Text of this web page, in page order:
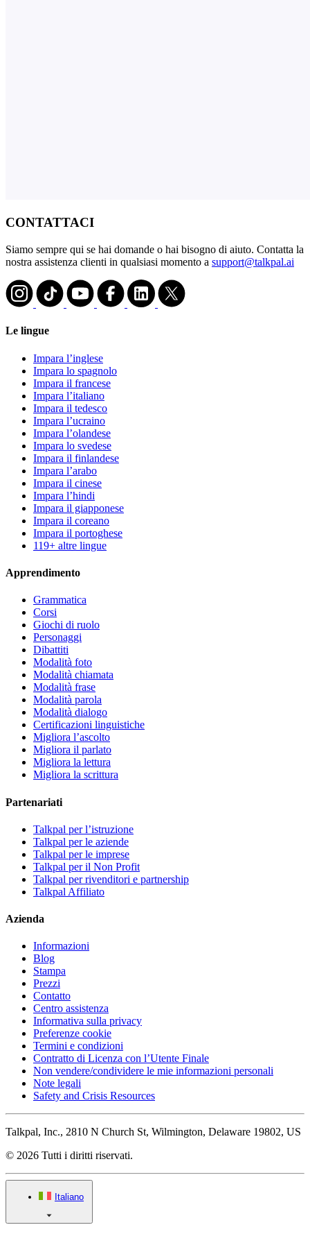
CONTATTACI
Siamo sempre qui se hai domande o hai bisogno di aiuto. Contatta la
nostra assistenza clienti in qualsiasi momento a support@talkpal.ai
Le lingue
Impara l’inglese
Impara lo spagnolo
Impara il francese
Impara l’italiano
Impara il tedesco
Impara l’ucraino
Impara l’olandese
Impara lo svedese
Impara il finlandese
Impara l’arabo
Impara il cinese
Impara l’hindi
Impara il giapponese
Impara il coreano
Impara il portoghese
119+ altre lingue
Apprendimento
Grammatica
Corsi
Giochi di ruolo
Personaggi
Dibattiti
Modalità foto
Modalità chiamata
Modalità frase
Modalità parola
Modalità dialogo
Certificazioni linguistiche
Migliora l’ascolto
Migliora il parlato
Migliora la lettura
Migliora la scrittura
Partenariati
Talkpal per l’istruzione
Talkpal per le aziende
Talkpal per le imprese
Talkpal per il Non Profit
Talkpal per rivenditori e partnership
Talkpal Affiliato
Azienda
Informazioni
Blog
Stampa
Prezzi
Contatto
Centro assistenza
Informativa sulla privacy
Preferenze cookie
Termini e condizioni
Contratto di Licenza con l’Utente Finale
Non vendere/condividere le mie informazioni personali
Note legali
Safety and Crisis Resources
Talkpal, Inc., 2810 N Church St, Wilmington, Delaware 19802, US
© 2026 Tutti i diritti riservati.
Italiano